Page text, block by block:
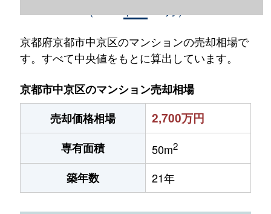
京都府京都市中京区のマンションの売却相場で
す。すべて中央値をもとに算出しています。
京都市中京区のマンション売却相場
売却価格相場
2,700万円
専有面積 50m2
築年数 21年